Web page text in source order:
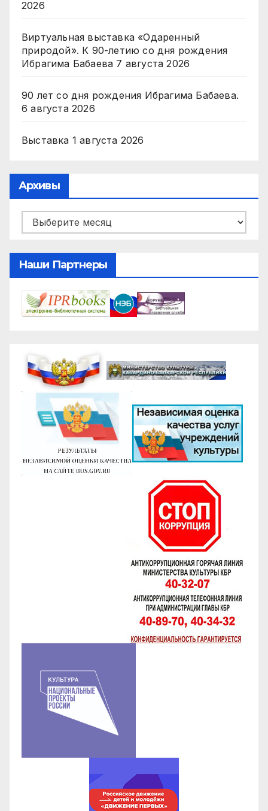
2026
Виртуальная выставка «Одаренный
природой». К 90-летию со дня рождения
Ибрагима Бабаева 7 августа 2026
90 лет со дня рождения Ибрагима Бабаева.
6 августа 2026
Выставка 1 августа 2026
Архивы
Архивы
Наши Партнеры